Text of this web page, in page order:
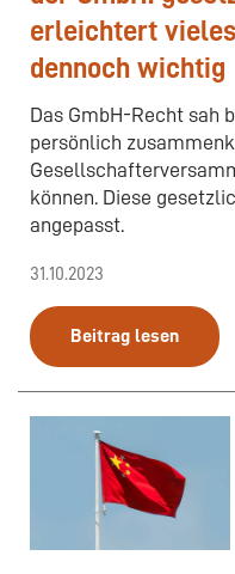
erleichtert
dennoch wichtig
Das GmbH-Recht sah
persönlich
können. Diese
angepasst.
31.10.2023
Beitrag lesen